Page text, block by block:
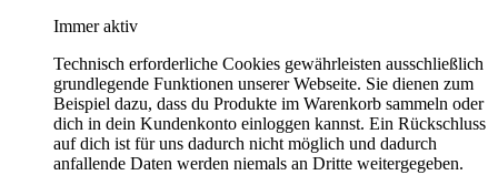
Immer aktiv
Technisch erforderliche Cookies gewährleisten ausschließlich
grundlegende Funktionen unserer Webseite. Sie dienen zum
Beispiel dazu, dass du Produkte im Warenkorb sammeln oder
dich in dein Kundenkonto einloggen kannst. Ein Rückschluss
auf dich ist für uns dadurch nicht möglich und dadurch
anfallende Daten werden niemals an Dritte weitergegeben.